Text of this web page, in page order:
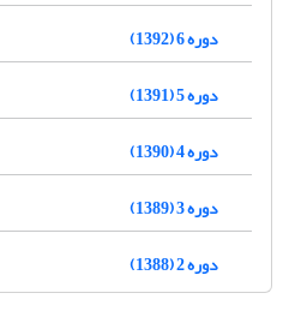
دوره 6 (1392)
دوره 5 (1391)
دوره 4 (1390)
دوره 3 (1389)
دوره 2 (1388)